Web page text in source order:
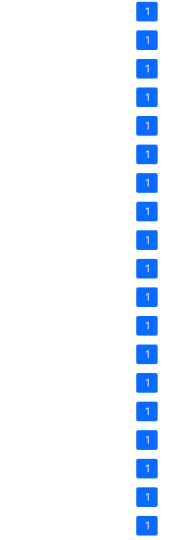
1
1
1
1
1
1
1
1
1
1
1
1
1
1
1
1
1
1
1